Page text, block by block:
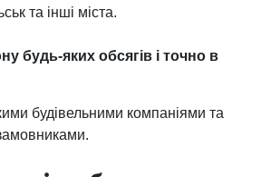
та інші міста.
будь-яких обсягів і точно в
будівельними компаніями та